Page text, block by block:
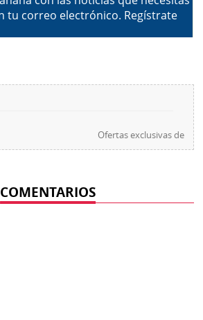
Ofertas exclusivas de
COMENTARIOS